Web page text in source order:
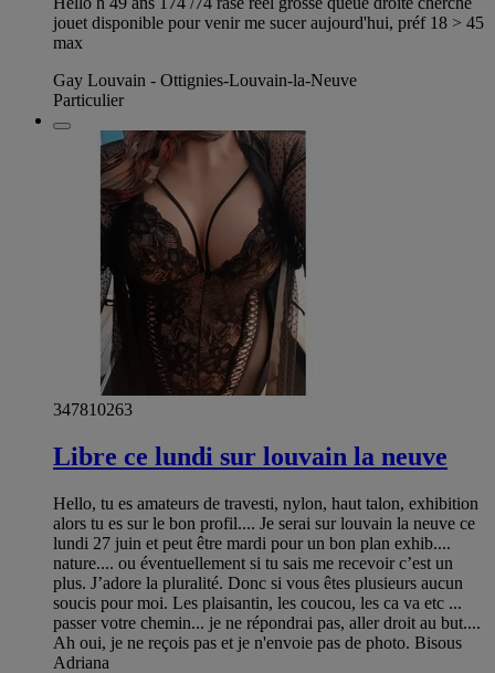
jouet disponible pour venir me sucer aujourd'hui, préf 18 > 45
max
Gay Louvain - Ottignies-Louvain-la-Neuve
Particulier
347810263
Libre ce lundi sur louvain la neuve
Hello, tu es amateurs de travesti, nylon, haut talon, exhibition
alors tu es sur le bon profil.... Je serai sur louvain la neuve ce
lundi 27 juin et peut être mardi pour un bon plan exhib....
nature.... ou éventuellement si tu sais me recevoir c’est un
plus. J’adore la pluralité. Donc si vous êtes plusieurs aucun
soucis pour moi. Les plaisantin, les coucou, les ca va etc ...
passer votre chemin... je ne répondrai pas, aller droit au but....
Ah oui, je ne reçois pas et je n'envoie pas de photo. Bisous
Adriana